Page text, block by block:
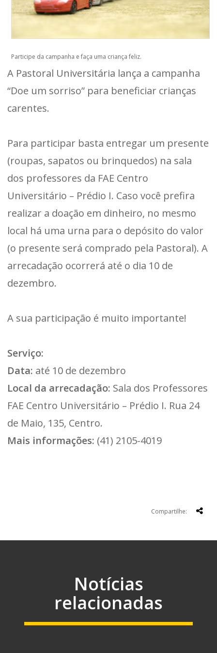
Participe da campanha e faça uma criança feliz.
A Pastoral Universitária lança a campanha
“Doe um sorriso” para beneficiar crianças
carentes.
Para participar basta entregar um presente
(roupas, sapatos ou brinquedos) na sala
dos professores da FAE Centro
Universitário – Prédio I. Caso você prefira
realizar a doação em dinheiro, no mesmo
local há uma urna para o depósito do valor
(o presente será comprado pela Pastoral). A
arrecadação ocorrerá até o dia 10 de
dezembro.
A sua participação é muito importante!
Serviço:
Data: até 10 de dezembro
Local da arrecadação: Sala dos Professores
FAE Centro Universitário – Prédio I. Rua 24
de Maio, 135, Centro.
Mais informações: (41) 2105-4019
Compartilhe:
Notícias
relacionadas